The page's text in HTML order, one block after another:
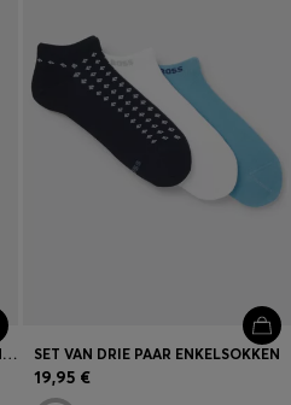
LOGOSOKKEN IN STANDAARDLENGTE VAN GEMERCERISEERDE EGYPTISCHE KATOEN SET VAN DRIE PAAR ENKELSOKKEN
19,95 €